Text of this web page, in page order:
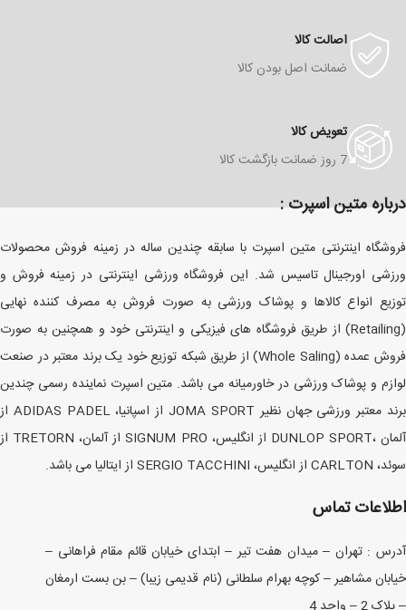
اصالت کالا
ضمانت اصل بودن کالا
تعویض کالا
7 روز ضمانت بازگشت کالا
درباره متین اسپرت :
فروشگاه اینترنتی متین اسپرت با سابقه چندین ساله در زمینه فروش محصولات
ورزشی اورجینال تاسیس شد. این فروشگاه ورزشی اینترنتی در زمینه فروش و
توزیع انواع کالاها و پوشاک ورزشی به صورت فروش به مصرف کننده نهایی
(Retailing) از طریق فروشگاه های فیزیکی و اینترنتی خود و همچنین به صورت
فروش عمده (Whole Saling) از طریق شبکه توزیع خود یک برند معتبر در صنعت
لوازم و پوشاک ورزشی در خاورمیانه می باشد. متین اسپرت نماینده رسمی چندین
برند معتبر ورزشی جهان نظیر JOMA SPORT از اسپانیا، ADIDAS PADEL از
آلمان ،DUNLOP SPORT از انگلیس، SIGNUM PRO از آلمان، TRETORN از
سوئد، CARLTON از انگلیس، SERGIO TACCHINI از ایتالیا می باشد.
اطلاعات تماس
آدرس : تهران – میدان هفت تیر – ابتدای خیابان قائم مقام فراهانی –
خیابان مشاهیر – کوچه بهرام سلطانی (نام قدیمی زیبا) – بن بست ارمغان